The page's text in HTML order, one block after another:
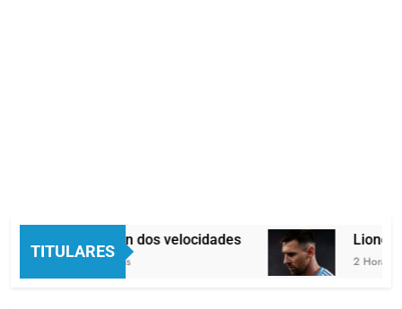
TITULARES
Economía en dos velocidades
58 Minutos Atrás
Lionel
2 Horas